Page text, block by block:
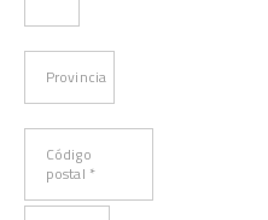
Provincia
Código
postal *